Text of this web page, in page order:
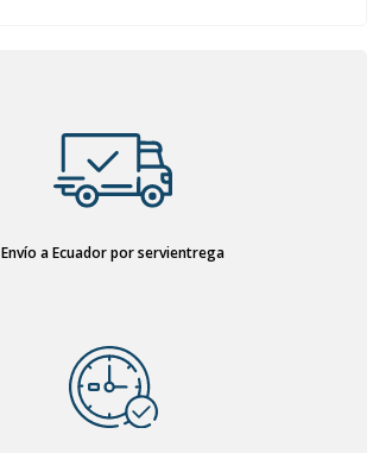
Envío a Ecuador por servientrega